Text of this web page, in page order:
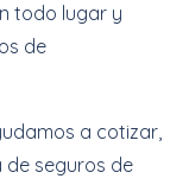
todo lugar y
de
a cotizar,
seguros de